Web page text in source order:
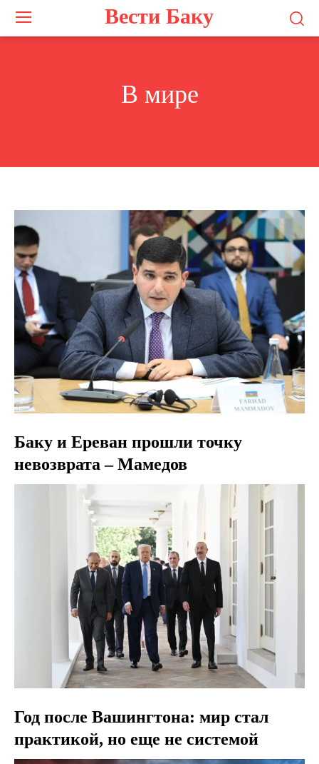
Вести Баку
В мире
Баку и Ереван прошли точку
невозврата – Мамедов
Год после Вашингтона: мир стал
практикой, но еще не системой